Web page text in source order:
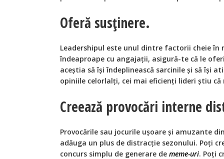
Oferă susținere.
Leadershipul este unul dintre factorii cheie în
îndeaproape cu angajații, asigură-te că le
aceștia să își îndeplinească sarcinile și să își
opiniile celorlalți, cei mai eficienți lideri știu
Creează provocări interne
Provocările sau jocurile ușoare și amuzante
adăuga un plus de distracție sezonului. Poți
concurs simplu de generare de meme-uri. Poți